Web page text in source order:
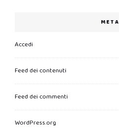
META
Accedi
Feed dei contenuti
Feed dei commenti
WordPress.org